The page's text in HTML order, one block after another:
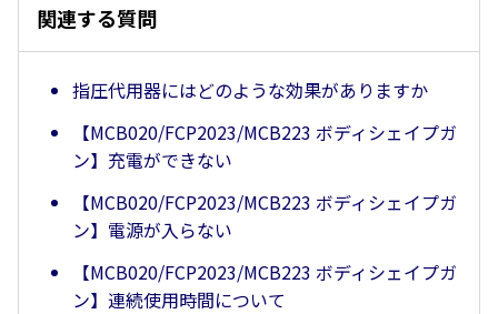
関連する質問
指圧代用器にはどのような効果がありますか
【MCB020/FCP2023/MCB223 ボディシェイプガ
ン】充電ができない
【MCB020/FCP2023/MCB223 ボディシェイプガ
ン】電源が入らない
【MCB020/FCP2023/MCB223 ボディシェイプガ
ン】連続使用時間について